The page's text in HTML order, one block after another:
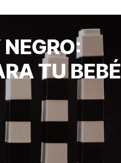
TU BEBÉ